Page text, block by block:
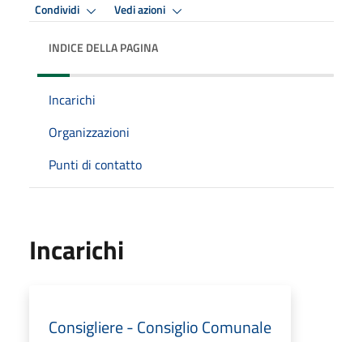
Condividi Vedi azioni
INDICE DELLA PAGINA
Incarichi
Organizzazioni
Punti di contatto
Incarichi
Consigliere - Consiglio Comunale